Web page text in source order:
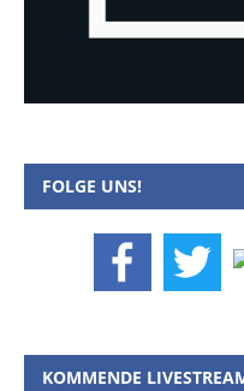
FOLGE UNS!
KOMMENDE